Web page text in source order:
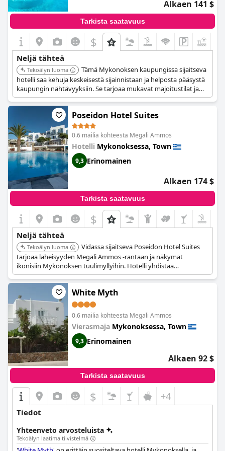
Alkaen 141 $
Tarkista saatavuus
$
Neljä tähteä
Tekoälyn luoma
Tämä Mykonoksen kaupungissa sijaitseva
hotelli saa kehuja keskeisestä sijainnistaan ja helposta pääsystä
kaupungin nähtävyyksiin. Se tarjoaa mukavat majoitustilat ja
ystävällisen palvelun.
Poseidon Hotel Suites
0.6 mailia kohteesta Megali Ammos
Hotelli Mykonoksessa, Town
9,3 Erinomainen
Alkaen 174 $
Tarkista saatavuus
$
Neljä tähteä
Tekoälyn luoma
Vidassa sijaitseva Poseidon Hotel Suites
tarjoaa läheisyyden Megali Ammos -rantaan ja näkymät
ikonisiin Mykonoksen tuulimyllyihin. Hotelli yhdistää
erinomaisen sijainnin hyvin varusteltuihin sviitteihin, luvaten
ikimuistoisen oleskelun.
White Myth
0.6 mailia kohteesta Megali Ammos
Vierasmaja Mykonoksessa, Town
9,3 Erinomainen
Alkaen 92 $
Tarkista saatavuus
$ +4
Tiedot
Yhteenveto arvosteluista
Tekoälyn laatima tiivistelmä